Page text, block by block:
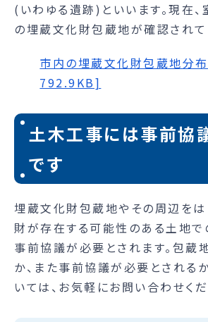
(いわゆる遺跡)といいます。現在
の埋蔵文化財包蔵地が確認されて
市内の埋蔵文化財包蔵地分
792.9KB]
土木工事には事前協
です
埋蔵文化財包蔵地やその周辺をは
財が存在する可能性のある土地で
事前協議が必要とされます。包蔵
か、また事前協議が必要とされる
いては、お気軽にお問い合わせくだ